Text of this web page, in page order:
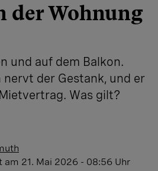
der Wohnung
und auf dem Balkon.
nervt der ­Gestank, und er
Was gilt?
am 21. Mai 2026 - 08:56 Uhr